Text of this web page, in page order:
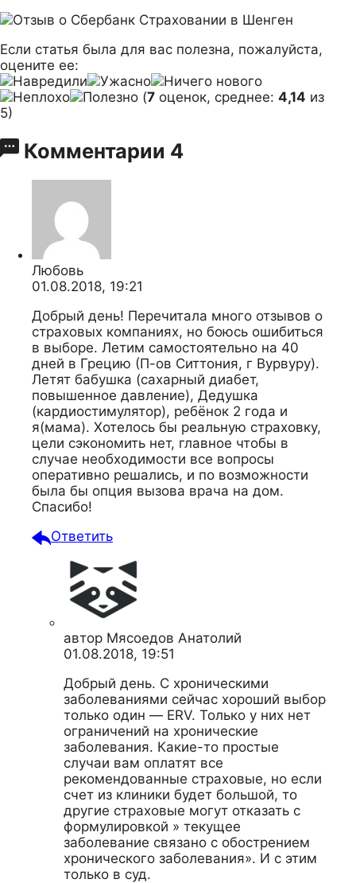
Если статья была для вас полезна, пожалуйста,
оцените ее:
(7 оценок, среднее: 4,14 из
5)
Комментарии 4
Любовь
01.08.2018, 19:21
Добрый день! Перечитала много отзывов о
страховых компаниях, но боюсь ошибиться
в выборе. Летим самостоятельно на 40
дней в Грецию (П-ов Ситтония, г Вурвуру).
Летят бабушка (сахарный диабет,
повышенное давление), Дедушка
(кардиостимулятор), ребёнок 2 года и
я(мама). Хотелось бы реальную страховку,
цели сэкономить нет, главное чтобы в
случае необходимости все вопросы
оперативно решались, и по возможности
была бы опция вызова врача на дом.
Спасибо!
Ответить
автор Мясоедов Анатолий
01.08.2018, 19:51
Добрый день. С хроническими
заболеваниями сейчас хороший выбор
только один — ERV. Только у них нет
ограничений на хронические
заболевания. Какие-то простые
случаи вам оплатят все
рекомендованные страховые, но если
счет из клиники будет большой, то
другие страховые могут отказать с
формулировкой » текущее
заболевание связано с обострением
хронического заболевания». И с этим
только в суд.